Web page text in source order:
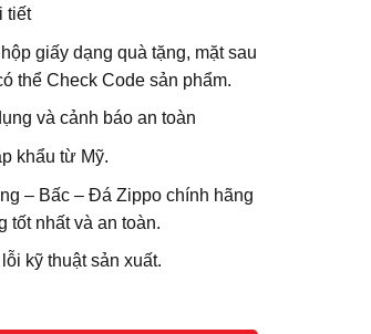
tiết
giấy dạng quà tặng, mặt sau
thể Check Code sản phẩm.
và cảnh báo an toàn
khẩu từ Mỹ.
– Bấc – Đá Zippo chính hãng
tốt nhất và an toàn.
kỹ thuật sản xuất.